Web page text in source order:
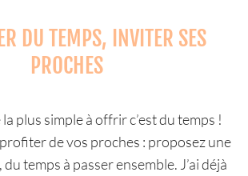
DU TEMPS, INVITER SES
PROCHES
plus simple à offrir c’est du temps !
de vos proches : proposez une
temps à passer ensemble. J’ai déjà